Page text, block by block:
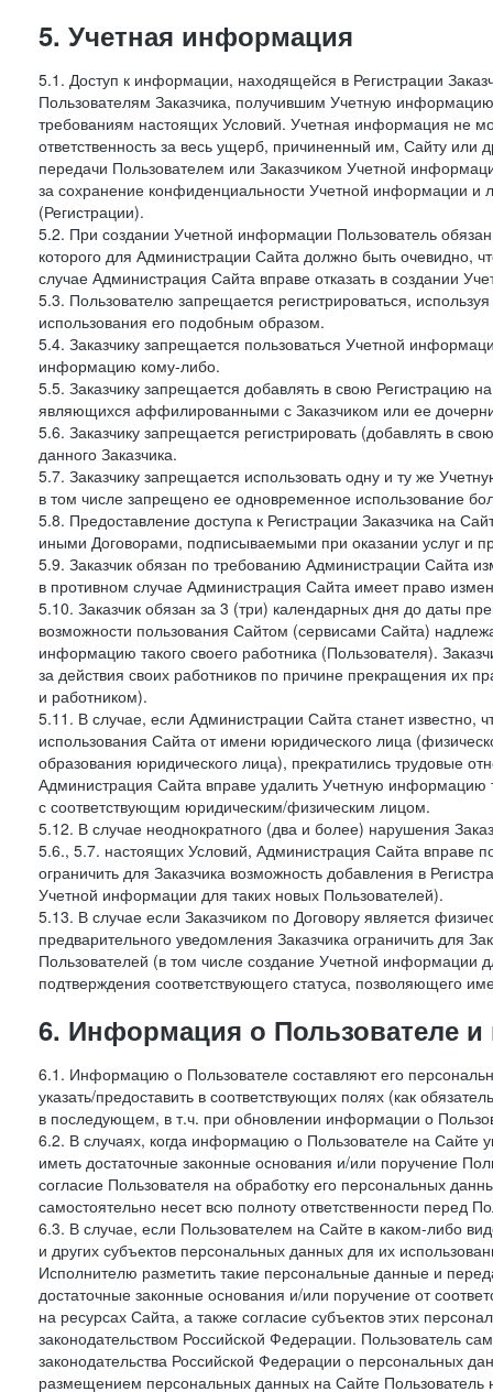
5. Учетная информация
5.1. Доступ к информации, находящейся в Регистрации
Пользователям Заказчика, получившим Учетную
требованиям настоящих Условий. Учетная информация не
ответственность за весь ущерб, причиненный им, Сайту
передачи Пользователем или Заказчиком Учетной
за сохранение конфиденциальности Учетной информации
(Регистрации).
5.2. При создании Учетной информации Пользователь
которого для Администрации Сайта должно быть очевидно,
случае Администрация Сайта вправе отказать в создании
5.3. Пользователю запрещается регистрироваться,
использования его подобным образом.
5.4. Заказчику запрещается пользоваться Учетной
информацию кому-либо.
5.5. Заказчику запрещается добавлять в свою Регистрацию
являющихся аффилированными с Заказчиком или ее
5.6. Заказчику запрещается регистрировать (добавлять в
данного Заказчика.
5.7. Заказчику запрещается использовать одну и ту же
в том числе запрещено ее одновременное использование
5.8. Предоставление доступа к Регистрации Заказчика на
иными Договорами, подписываемыми при оказании услуг и
5.9. Заказчик обязан по требованию Администрации Сайта
в противном случае Администрация Сайта имеет право
5.10. Заказчик обязан за 3 (три) календарных дня до даты
возможности пользования Сайтом (сервисами Сайта)
информацию такого своего работника (Пользователя).
за действия своих работников по причине прекращения их
и работником).
5.11. В случае, если Администрации Сайта станет
использования Сайта от имени юридического лица
образования юридического лица), прекратились трудовые
Администрация Сайта вправе удалить Учетную информацию
с соответствующим юридическим/физическим лицом.
5.12. В случае неоднократного (два и более) нарушения
5.6., 5.7. настоящих Условий, Администрация Сайта вправе
ограничить для Заказчика возможность добавления в
Учетной информации для таких новых Пользователей).
5.13. В случае если Заказчиком по Договору является
предварительного уведомления Заказчика ограничить для
Пользователей (в том числе создание Учетной информации
подтверждения соответствующего статуса, позволяющего
6. Информация о Пользователе
6.1. Информацию о Пользователе составляют его
указать/предоставить в соответствующих полях (как
в последующем, в т.ч. при обновлении информации о
6.2. В случаях, когда информацию о Пользователе на Сайте
иметь достаточные законные основания и/или поручение
согласие Пользователя на обработку его персональных
самостоятельно несет всю полноту ответственности перед
6.3. В случае, если Пользователем на Сайте в каком-либо
и других субъектов персональных данных для их
Исполнителю разметить такие персональные данные и
достаточные законные основания и/или поручение от
на ресурсах Сайта, а также согласие субъектов этих
законодательством Российской Федерации. Пользователь
законодательства Российской Федерации о персональных
размещением персональных данных на Сайте Пользователь